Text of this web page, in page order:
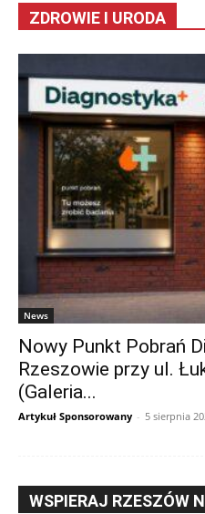
ZDROWIE I URODA
News
Nowy Punkt Pobrań
Rzeszowie przy ul.
(Galeria...
Artykuł Sponsorowany - 5 sierpnia
WSPIERAJ RZESZÓW